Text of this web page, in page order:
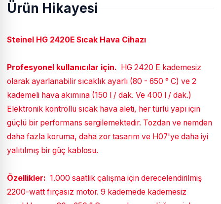
Ürün Hikayesi
Steinel HG 2420E Sıcak Hava Cihazı
Profesyonel kullanıcılar için. HG 2420 E kademesiz
olarak ayarlanabilir sıcaklık ayarlı (80 - 650 ° C) ve 2
kademeli hava akımına (150 l / dak. Ve 400 l / dak.)
Elektronik kontrollü sıcak hava aleti, her türlü yapı için
güçlü bir performans sergilemektedir. Tozdan ve nemden
daha fazla koruma, daha zor tasarım ve H07'ye daha iyi
yalıtılmış bir güç kablosu.
Özellikler: 1.000 saatlik çalışma için derecelendirilmiş
2200-watt fırçasız motor. 9 kademede kademesiz